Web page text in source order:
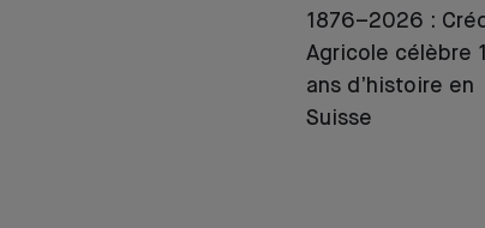
1876–2026 :
Agricole célèbre
ans d’histoire en
Suisse